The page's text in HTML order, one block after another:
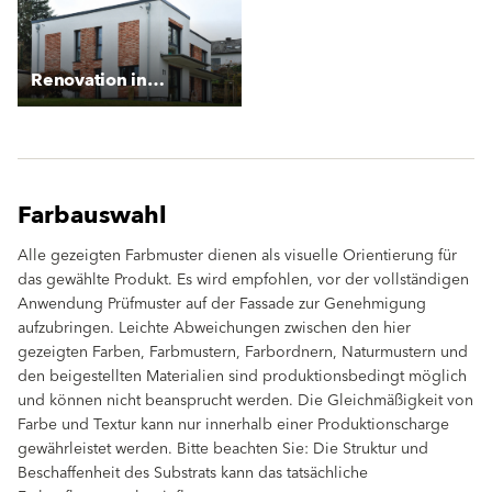
Renovation in Starenweg
Farbauswahl
Alle gezeigten Farbmuster dienen als visuelle Orientierung für
das gewählte Produkt. Es wird empfohlen, vor der vollständigen
Anwendung Prüfmuster auf der Fassade zur Genehmigung
aufzubringen. Leichte Abweichungen zwischen den hier
gezeigten Farben, Farbmustern, Farbordnern, Naturmustern und
den beigestellten Materialien sind produktionsbedingt möglich
und können nicht beansprucht werden. Die Gleichmäßigkeit von
Farbe und Textur kann nur innerhalb einer Produktionscharge
gewährleistet werden. Bitte beachten Sie: Die Struktur und
Beschaffenheit des Substrats kann das tatsächliche